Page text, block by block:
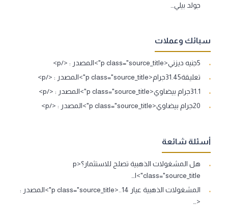
جولد بيلي…
سبائك وعملات
5جنيه ديزني<p class="source_title">المصدر : </p>
تعليقة31.45جرام<p class="source_title">المصدر : </p>
31.1جرام بيضاوي<p class="source_title">المصدر : </p>
20جرام بيضاوي<p class="source_title">المصدر : </p>
أسئلة شائعة
هل المشغولات الذهبية تصلح للاستثمار؟<p
class="source_title">ا…
المشغولات الذهبية عيار 14..<p class="source_title">المصدر :
<…